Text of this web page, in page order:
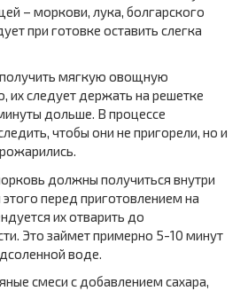
– моркови, лука, болгарского
при готовке оставить слегка
мягкую овощную
их следует держать на решетке
дольше. В процессе
чтобы они не пригорели, но и
должны получиться внутри
перед приготовлением на
их отварить до
Это займет примерно 5-10 минут
воде.
смеси с добавлением сахара,